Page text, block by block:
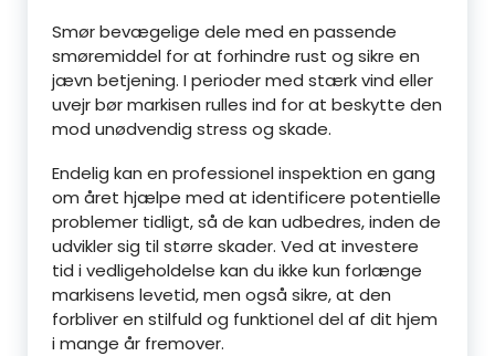
Smør bevægelige dele med en passende
smøremiddel for at forhindre rust og sikre en
jævn betjening. I perioder med stærk vind eller
uvejr bør markisen rulles ind for at beskytte den
mod unødvendig stress og skade.
Endelig kan en professionel inspektion en gang
om året hjælpe med at identificere potentielle
problemer tidligt, så de kan udbedres, inden de
udvikler sig til større skader. Ved at investere
tid i vedligeholdelse kan du ikke kun forlænge
markisens levetid, men også sikre, at den
forbliver en stilfuld og funktionel del af dit hjem
i mange år fremover.